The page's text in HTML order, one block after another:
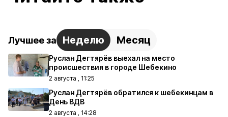
Лучшее за Неделю Месяц
Руслан Дегтярёв выехал на место
происшествия в городе Шебекино
2 августа , 11:25
Руслан Дегтярёв обратился к шебекинцам в
День ВДВ
2 августа , 14:28